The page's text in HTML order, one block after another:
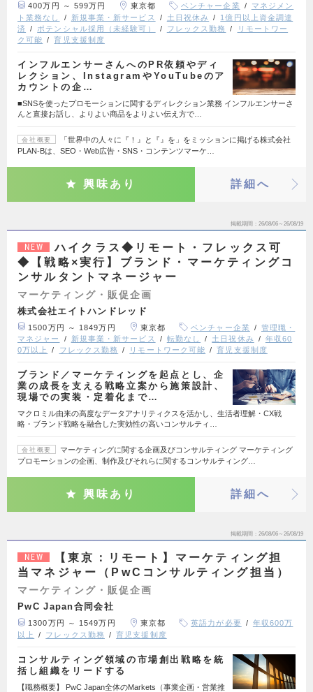
400万円 ～ 599万円 東京都 ベンチャー企業
マネジメン
ト業務なし
新規事業・新サービス 土日祝休み
1億円以上資金調達
済
ポテンシャル採用（未経験可） フレックス勤務
リモートワー
ク可能
育児支援制度
インフルエンサーさんへのPR依頼やディ
レクション、InstagramやYouTubeのア
カウントの企…
■SNSを使ったプロモーションに関するディレクション業務 インフルエンサーさ
んと直接お話し、よりよい商品をよりよい伝え方で…
会社概要
「世界中の人々に『！』と『』を」をミッションに掲げる株式会社
PLAN-Bは、SEO・Web広告・SNS・コンテンツマーケ…
興味あり 詳細へ
掲載期間 26/08/06～26/08/19
NEW
ハイクラス◆リモート・フレックス可
◆【戦略×実行】ブランド・マーケティングコ
ンサルタントマネージャー
マーケティング・販促企画
株式会社エイトハンドレッド
1500万円 ～ 1849万円 東京都 ベンチャー企業
管理職・
マネジャー
新規事業・新サービス 転勤なし 土日祝休み
年収60
0万以上
フレックス勤務 リモートワーク可能 育児支援制度
ブランド／マーケティングを起点とし、企
業の成長を支える戦略立案から施策設計、
現場での実装・定着化まで…
マクロミル由来の高度なデータアナリティクスを活かし、生活者理解・CX戦
略・ブランド戦略を融合した実効性の高いコンサルティ…
会社概要
マーケティングに関する企画及びコンサルティング マーケティング
プロモーションの企画、制作及びそれらに関するコンサルティング…
興味あり 詳細へ
掲載期間 26/08/06～26/08/19
NEW
【東京：リモート】マーケティング担
当マネジャー（PwCコンサルティング担当）
マーケティング・販促企画
PwC Japan合同会社
1300万円 ～ 1549万円 東京都 英語力が必要
年収600万
以上
フレックス勤務 育児支援制度
コンサルティング領域の市場創出戦略を統
括し組織をリードする
【職務概要】 PwC Japan全体のMarkets（事業企画・営業推